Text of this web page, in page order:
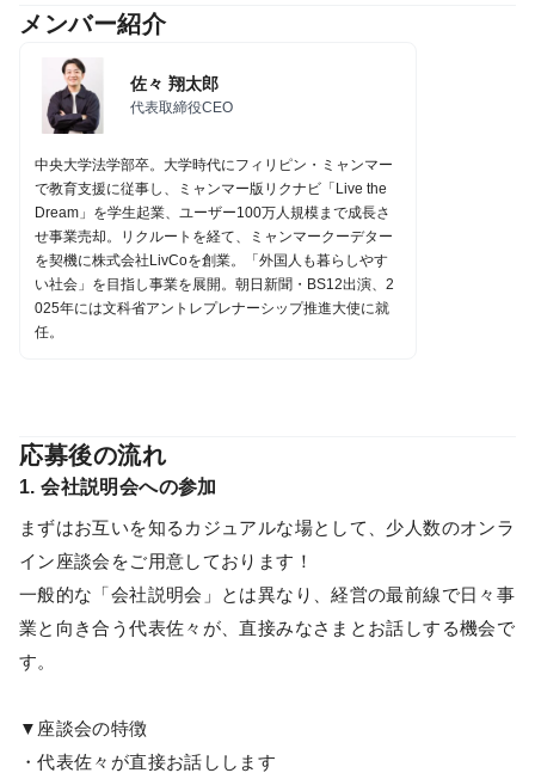
メンバー紹介
佐々 翔太郎
代表取締役CEO
中央大学法学部卒。大学時代にフィリピン・ミャンマー
で教育支援に従事し、ミャンマー版リクナビ「Live the
Dream」を学生起業、ユーザー100万人規模まで成長さ
せ事業売却。リクルートを経て、ミャンマークーデター
を契機に株式会社LivCoを創業。「外国人も暮らしやす
い社会」を目指し事業を展開。朝日新聞・BS12出演、2
025年には文科省アントレプレナーシップ推進大使に就
任。
応募後の流れ
1. 会社説明会への参加
まずはお互いを知るカジュアルな場として、少人数のオンラ
イン座談会をご用意しております！
一般的な「会社説明会」とは異なり、経営の最前線で日々事
業と向き合う代表佐々が、直接みなさまとお話しする機会で
す。
▼座談会の特徴
・代表佐々が直接お話しします